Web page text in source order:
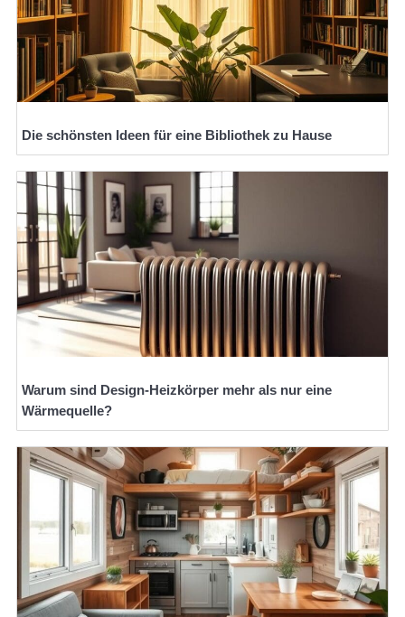
Die schönsten Ideen für eine Bibliothek zu Hause
Warum sind Design-Heizkörper mehr als nur eine
Wärmequelle?